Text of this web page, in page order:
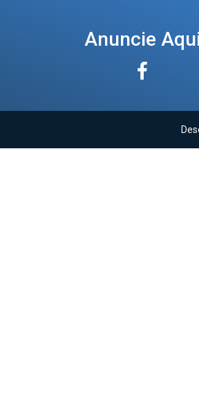
Anuncie